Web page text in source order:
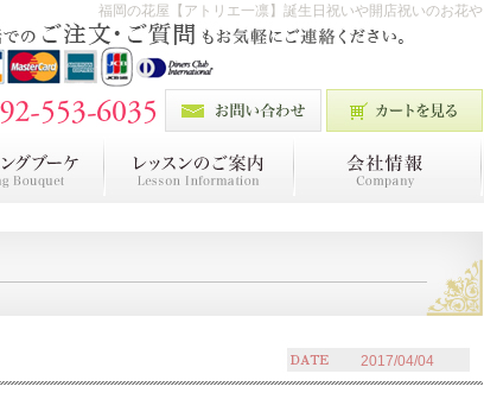
福岡の花屋【アトリエ一凛】誕生日祝いや開店祝いのお花や
2017/04/04